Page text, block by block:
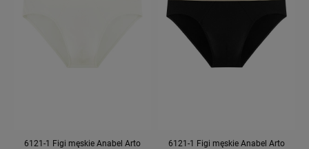
6121-1 Figi męskie Anabel Arto
6121-1 Figi męskie Anabel Arto